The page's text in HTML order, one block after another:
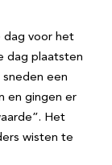
dag voor het
dag plaatsten
sneden een
en gingen er
Het
wisten te